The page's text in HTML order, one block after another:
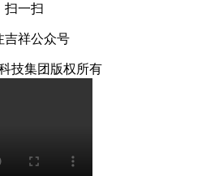
扫一扫
吉祥公众号
技集团版权所有